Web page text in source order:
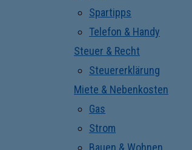
Spartipps
Telefon & Handy
Steuer & Recht
Steuererklärung
Miete & Nebenkosten
Gas
Strom
Bauen & Wohnen